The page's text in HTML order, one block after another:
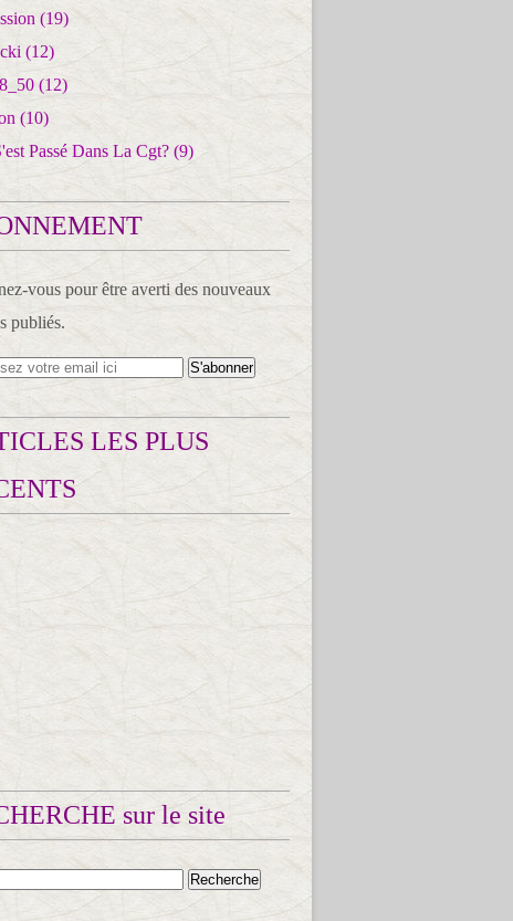
(19)
(12)
(12)
(10)
Passé Dans La Cgt? (9)
vous pour être averti des nouveaux
publiés.
LES PLUS
sur le site